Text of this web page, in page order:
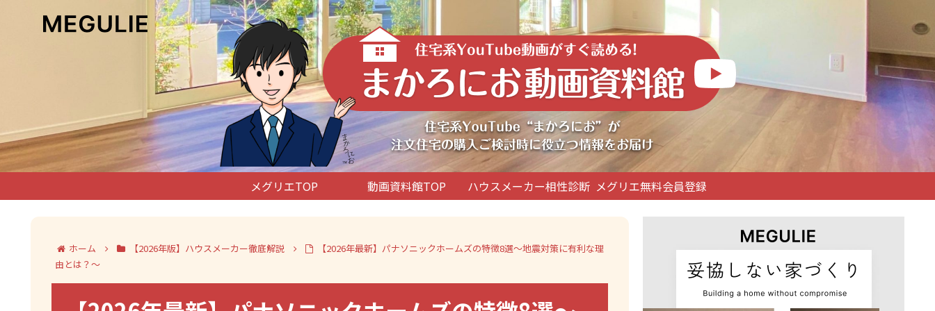
メグリエTOP 動画資料館TOP ハウスメーカー相性診断 メグリエ無料会員登録
ホーム 【2026年版】ハウスメーカー徹底解説
【2026年最新】パナソニックホームズの特徴8選～地震対策に有利な理
由とは？～